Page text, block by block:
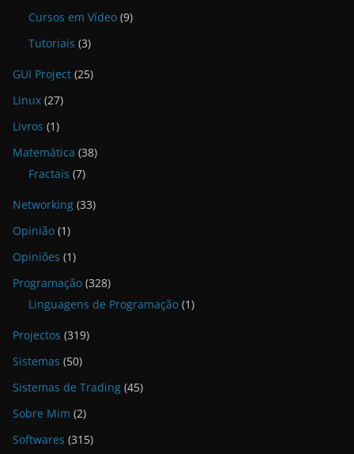
Cursos em Vídeo (9)
Tutoriais (3)
GUI Project (25)
Linux (27)
Livros (1)
Matemática (38)
Fractais (7)
Networking (33)
Opinião (1)
Opiniões (1)
Programação (328)
Linguagens de Programação (1)
Projectos (319)
Sistemas (50)
Sistemas de Trading (45)
Sobre Mim (2)
Softwares (315)